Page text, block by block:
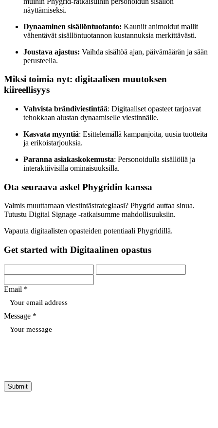
näyttämiseksi.
Dynaaminen sisällöntuotanto: Kauniit animoidut mallit
vähentävät sisällöntuotannon kustannuksia merkittävästi.
Joustava ajastus: Vaihda sisältöä ajan, päivämäärän ja sään
perusteella.
Miksi toimia nyt: digitaalisen muutoksen
kiireellisyys
Vahvista brändiviestintää: Digitaaliset opasteet tarjoavat
tehokkaan alustan dynaamiselle viestinnälle.
Kasvata myyntiä: Esittelemällä kampanjoita, uusia tuotteita
ja erikoistarjouksia.
Paranna asiakaskokemusta: Personoidulla sisällöllä ja
interaktiivisilla ominaisuuksilla.
Ota seuraava askel Phygridin kanssa
Valmis muuttamaan viestintästrategiaasi? Phygrid auttaa sinua.
Tutustu Digital Signage -ratkaisumme mahdollisuuksiin.
Vapauta digitaalisten opasteiden potentiaali Phygridillä.
Get started with Digitaalinen opastus
Email *
Message *
Submit